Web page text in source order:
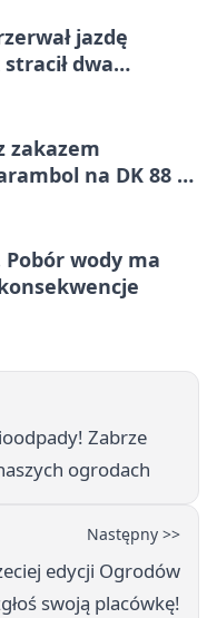
jazdę
dwa
zakazem
na DK 88 w
Pobór wody ma
Zabrze
ogrodach
Następny >>
edycji Ogrodów
swoją placówkę!